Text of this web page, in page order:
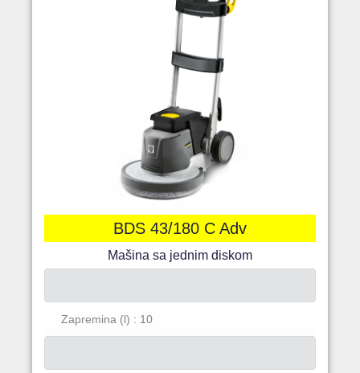
BDS 43/180 C Adv
Mašina sa jednim diskom
Zapremina (l) : 10